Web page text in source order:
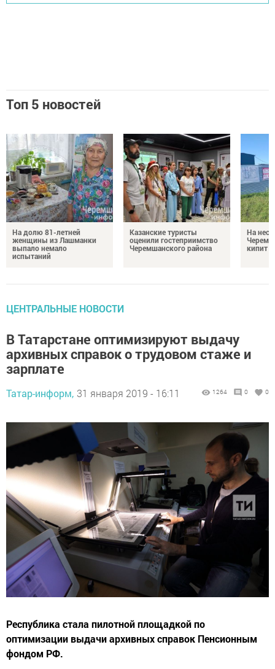
Топ 5 новостей
На долю 81-летней
женщины из Лашманки
выпало немало
испытаний
Казанские туристы
оценили гостеприимство
Черемшанского района
На
кипит
ЦЕНТРАЛЬНЫЕ НОВОСТИ
В Татарстане оптимизируют выдачу
архивных справок о трудовом стаже и
зарплате
Татар-информ, 31 января 2019 - 16:11 1264 0 0
Республика стала пилотной площадкой по
оптимизации выдачи архивных справок Пенсионным
фондом РФ.